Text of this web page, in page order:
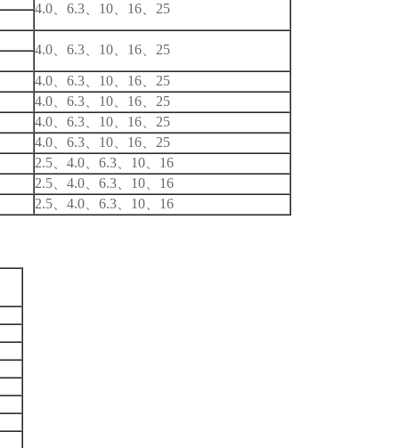
4.0 、6.3、10、16、25
4.0 、6.3、10、16、25
4.0 、6.3、10、16、25
4.0 、6.3、10、16、25
4.0 、6.3、10、16、25
4.0 、6.3、10、16、25
2.5 、4.0、6.3、10、16
2.5 、4.0、6.3、10、16
2.5 、4.0、6.3、10、16